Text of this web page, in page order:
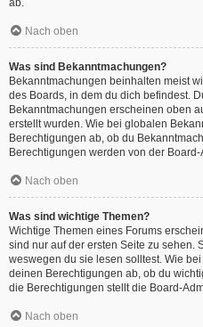
ab.
Nach oben
Was sind Bekanntmachungen?
Bekanntmachungen beinhalten meist
des Boards, in dem du dich befindest.
Bekanntmachungen erscheinen oben
erstellt wurden. Wie bei globalen
Berechtigungen ab, ob du
Berechtigungen werden von der
Nach oben
Was sind wichtige Themen?
Wichtige Themen eines Forums
sind nur auf der ersten Seite zu sehen.
weswegen du sie lesen solltest. Wie
deinen Berechtigungen ab, ob du
die Berechtigungen stellt die Board-
Nach oben